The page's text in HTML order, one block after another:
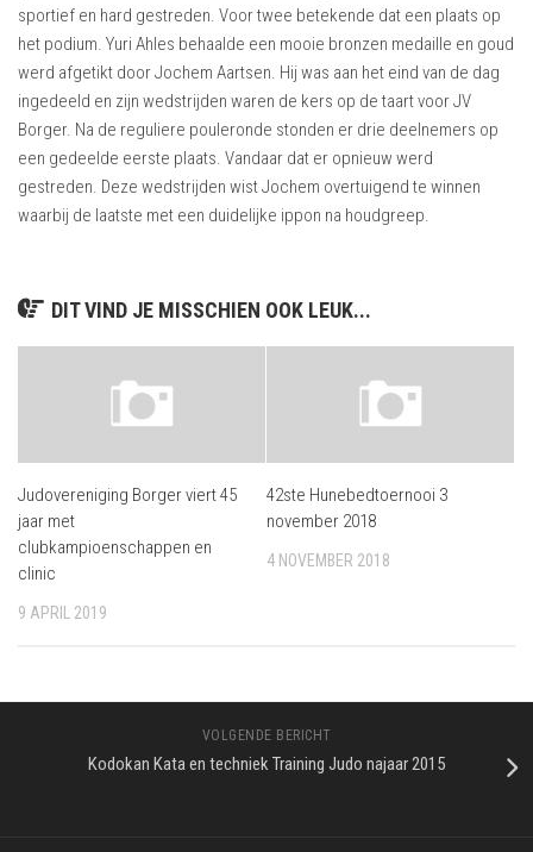
sportief en hard gestreden. Voor twee betekende dat een plaats op
het podium. Yuri Ahles behaalde een mooie bronzen medaille en goud
werd afgetikt door Jochem Aartsen. Hij was aan het eind van de dag
ingedeeld en zijn wedstrijden waren de kers op de taart voor JV
Borger. Na de reguliere pouleronde stonden er drie deelnemers op
een gedeelde eerste plaats. Vandaar dat er opnieuw werd
gestreden. Deze wedstrijden wist Jochem overtuigend te winnen
waarbij de laatste met een duidelijke ippon na houdgreep.
DIT VIND JE MISSCHIEN OOK LEUK...
Judovereniging Borger viert 45
jaar met
clubkampioenschappen en
clinic
9 APRIL 2019
42ste Hunebedtoernooi 3
november 2018
4 NOVEMBER 2018
VOLGENDE BERICHT
Kodokan Kata en techniek Training Judo najaar 2015